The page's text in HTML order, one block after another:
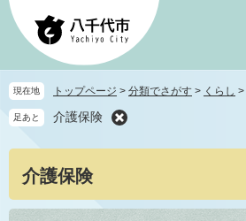
ペ
先
頭
メ
を
飛
文
へ
現在地 トップページ > 分類でさがす > くらし >
足あと 介護保険
介護保険